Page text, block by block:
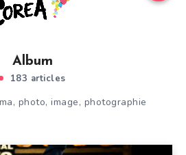
Album
183 articles
photo, image, photographie